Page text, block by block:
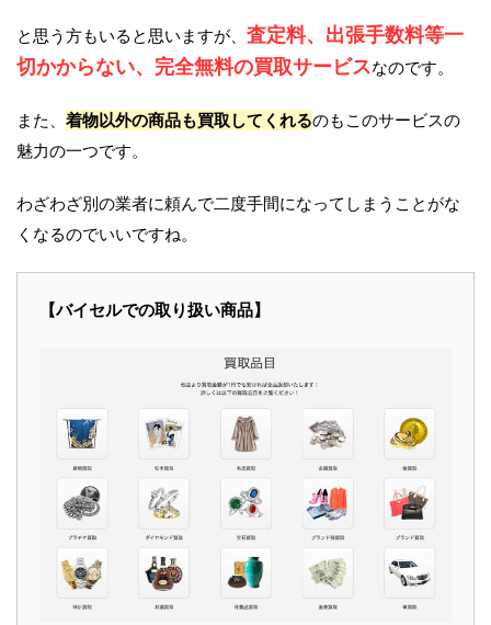
と思う方もいると思いますが、 査定料、出張手数料等一
切かからない、完全無料の買取サービスなのです。
また、 着物以外の商品も買取してくれるのもこのサービスの
魅力の一つです。
わざわざ別の業者に頼んで二度手間になってしまうことがな
くなるのでいいですね。
【バイセルでの取り扱い商品】